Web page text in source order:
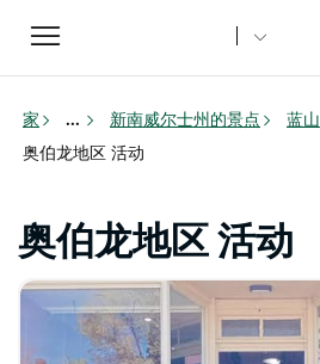
Toggle
navigation
家 ... 新南威尔士州的景点 蓝山
奥伯龙地区 活动
奥伯龙地区 活动